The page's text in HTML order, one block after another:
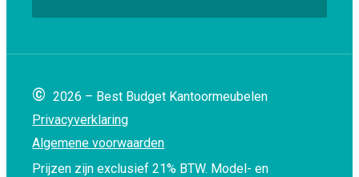
© 2026 – Best Budget Kantoormeubelen
Privacyverklaring
Algemene voorwaarden
Prijzen zijn exclusief 21% BTW. Model- en